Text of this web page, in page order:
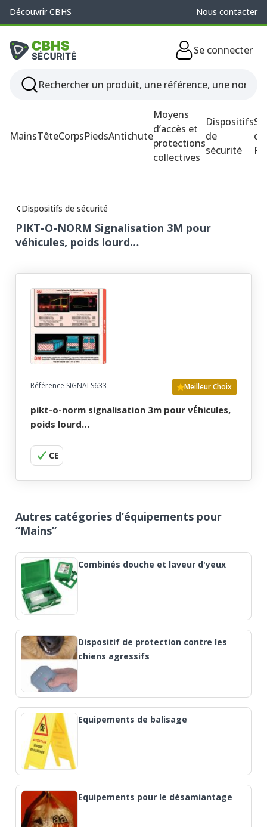
Découvrir CBHS Nous contacter
Se connecter
MainsTêteCorpsPiedsAntichute
Moyens
d’accès et
protections
collectives
Dispositifs
de
sécurité
Dispositifs de sécurité
PIKT-O-NORM Signalisation 3M pour
véhicules, poids lourd…
Référence SIGNALS633 Meilleur Choix
pikt-o-norm signalisation 3m pour vÉhicules,
poids lourd…
CE
Autres catégories d’équipements pour
“Mains”
Combinés douche et laveur d'yeux
Dispositif de protection contre les
chiens agressifs
Equipements de balisage
Equipements pour le désamiantage